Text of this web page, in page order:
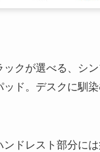
ックが選べる、シ
ッド。デスクに馴
ンドレスト部分に